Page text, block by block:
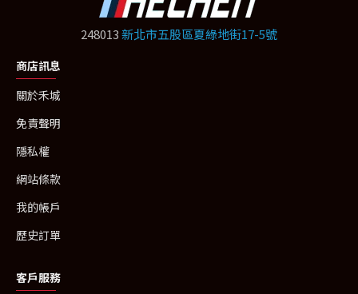
248013新北市五股區夏綠地街17-5號
商店訊息
關於禾城
免責聲明
隱私權
網站條款
我的帳戶
歷史訂單
客戶服務